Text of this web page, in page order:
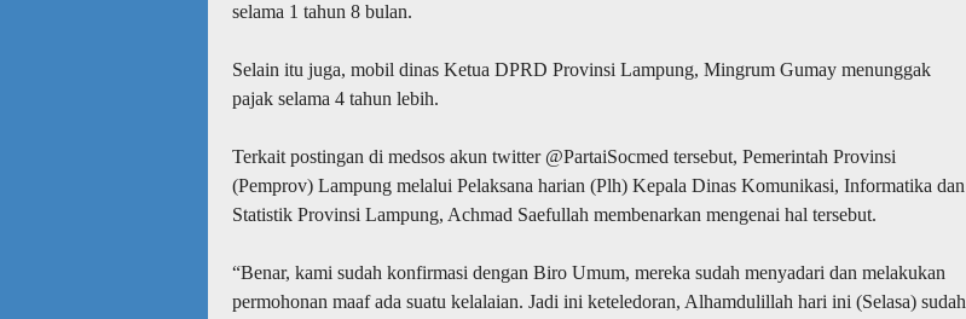
selama 1 tahun 8 bulan.
Selain itu juga, mobil dinas Ketua DPRD Provinsi Lampung, Mingrum Gumay menunggak
pajak selama 4 tahun lebih.
Terkait postingan di medsos akun twitter @PartaiSocmed tersebut, Pemerintah Provinsi
(Pemprov) Lampung melalui Pelaksana harian (Plh) Kepala Dinas Komunikasi, Informatika dan
Statistik Provinsi Lampung, Achmad Saefullah membenarkan mengenai hal tersebut.
“Benar, kami sudah konfirmasi dengan Biro Umum, mereka sudah menyadari dan melakukan
permohonan maaf ada suatu kelalaian. Jadi ini keteledoran, Alhamdulillah hari ini (Selasa) sudah